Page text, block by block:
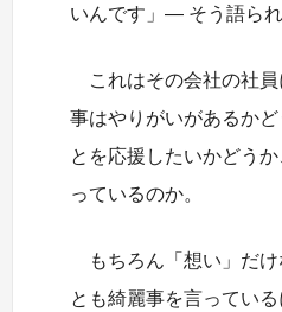
いんです」― そう語ら
これはその会社の社
事はやりがいがあるか
とを応援したいかどう
っているのか。
もちろん「想い」だ
とも綺麗事を言ってい